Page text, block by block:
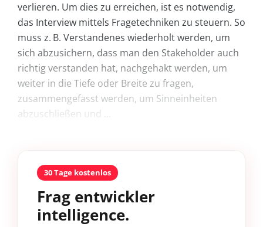
verlieren. Um dies zu erreichen, ist es notwendig,
das Interview mittels Fragetechniken zu steuern. So
muss z. B. Verstandenes wiederholt werden, um
sich abzusichern, dass man den Stakeholder auch
richtig verstanden hat, nachgehakt werden, um
weiter in die Tiefe oder Breite zu fragen,
zusammengefasst werden, um Sinneinheiten
abzuschließen und ...
30 Tage kostenlos
Frag entwickler
intelligence.